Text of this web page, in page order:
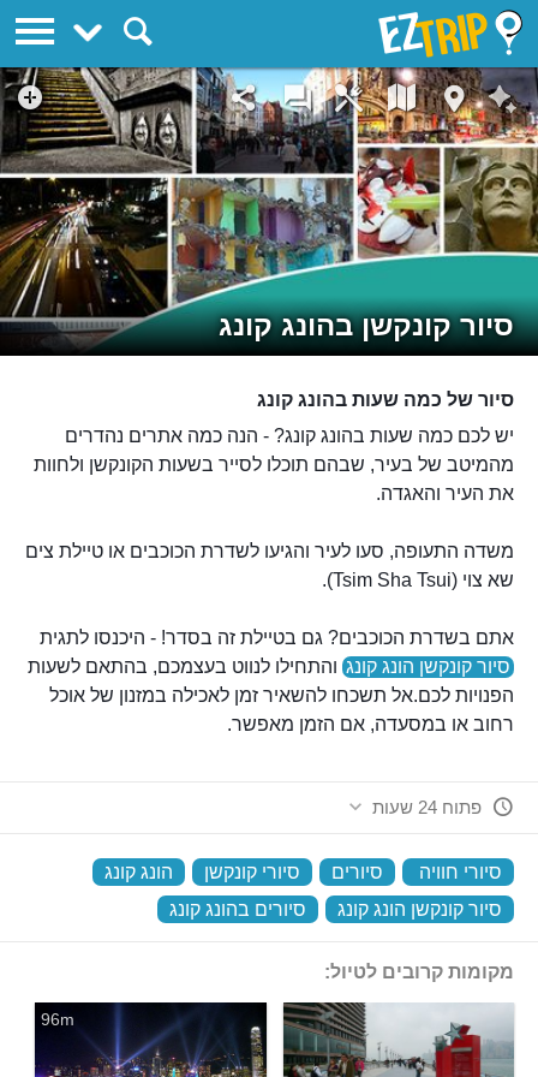
סיור קונקשן בהונג קונג
סיור של כמה שעות בהונג קונג
יש לכם כמה שעות בהונג קונג? - הנה כמה אתרים נהדרים
מהמיטב של בעיר, שבהם תוכלו לסייר בשעות הקונקשן ולחוות
את העיר והאגדה.
משדה התעופה, סעו לעיר והגיעו לשדרת הכוכבים או טיילת צים
שא צוי (Tsim Sha Tsui).
אתם בשדרת הכוכבים? גם בטיילת זה בסדר! - היכנסו לתגית
סיור קונקשן הונג קונג והתחילו לנווט בעצמכם, בהתאם לשעות
הפנויות לכם.אל תשכחו להשאיר זמן לאכילה במזנון של אוכל
רחוב או במסעדה, אם הזמן מאפשר.
פתוח 24 שעות
סיורי חוויה סיורים סיורי קונקשן הונג קונג
סיור קונקשן הונג קונג
סיורים בהונג קונג
מקומות קרובים לטיול:
96m
EZTrip